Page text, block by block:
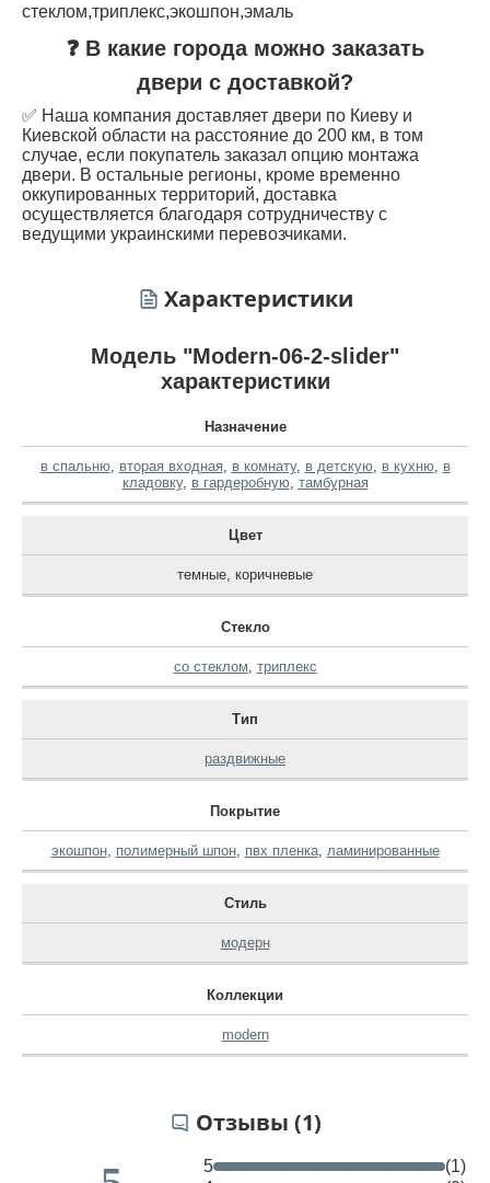
стеклом,триплекс,экошпон,эмаль
❓ В какие города можно заказать
двери с доставкой?
✅ Наша компания доставляет двери по Киеву и
Киевской области на расстояние до 200 км, в том
случае, если покупатель заказал опцию монтажа
двери. В остальные регионы, кроме временно
оккупированных территорий, доставка
осуществляется благодаря сотрудничеству с
ведущими украинскими перевозчиками.
Характеристики
Модель "Modern-06-2-slider"
характеристики
Назначение
в спальню, вторая входная, в комнату, в детскую, в кухню, в
кладовку, в гардеробную, тамбурная
Цвет
темные коричневые
Стекло
со стеклом триплекс
Тип
раздвижные
Покрытие
экошпон, полимерный шпон, пвх пленка, ламинированные
Стиль
модерн
Коллекции
modern
Отзывы (1)
5
(1)